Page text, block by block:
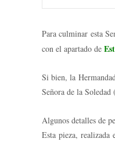
Para culminar esta
con el apartado de
Si bien, la
Señora de la Soledad
Algunos detalles de
Esta pieza, realizada